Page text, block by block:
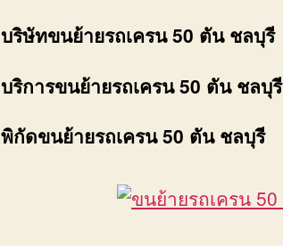
บริษัทขนย้ายรถเครน 50 ตัน ชลบุรี
บริการขนย้ายรถเครน 50 ตัน ชลบุรี
พิกัดขนย้ายรถเครน 50 ตัน ชลบุรี